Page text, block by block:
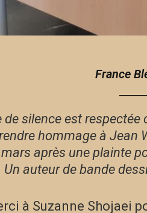
France
de silence est
hommage à Jean
après une plainte
Un auteur de bande
à Suzanne Shojaei